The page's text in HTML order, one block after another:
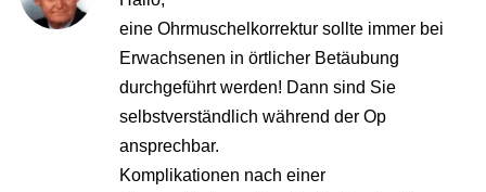
eine Ohrmuschelkorrektur sollte immer bei
Erwachsenen in örtlicher Betäubung
durchgeführt werden! Dann sind Sie
selbstverständlich während der Op
ansprechbar.
Komplikationen nach einer